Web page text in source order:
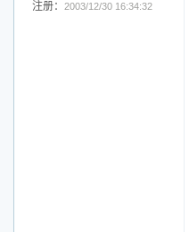
注册： 2003/12/30 16:34:32